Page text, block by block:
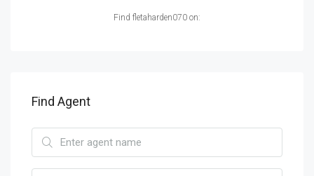
Find fletaharden070 on:
Find Agent